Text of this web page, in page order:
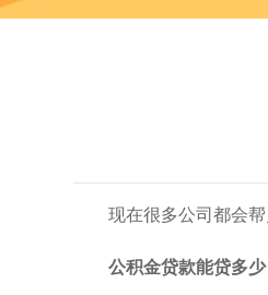
现在很多公司都会
公积金贷款能贷多少